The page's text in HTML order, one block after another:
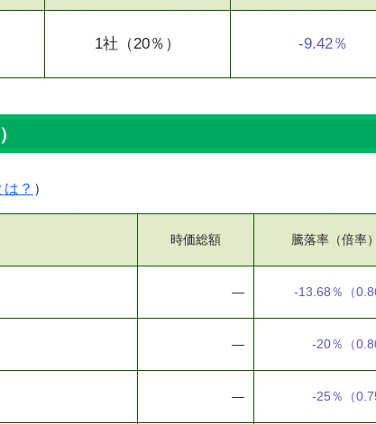
1社 （20％） -9.42％
？ ）
時価総額 騰落率（倍率）
― -13.68％ （
― -20％ （
― -25％ （